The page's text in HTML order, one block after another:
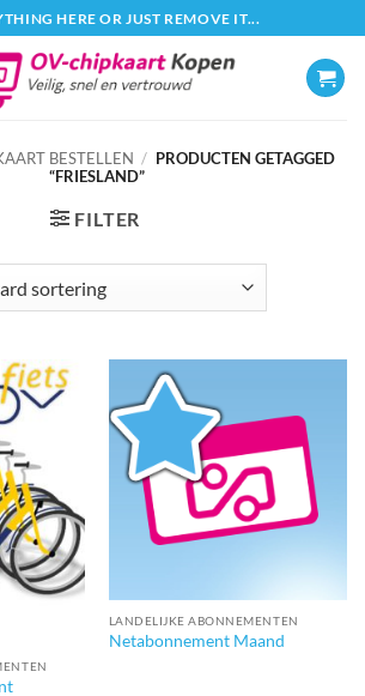
HERE OR JUST REMOVE IT...
BESTELLEN / PRODUCTEN GETAGGED
“FRIESLAND”
FILTER
LANDELIJKE ABONNEMENTEN
Netabonnement Maand